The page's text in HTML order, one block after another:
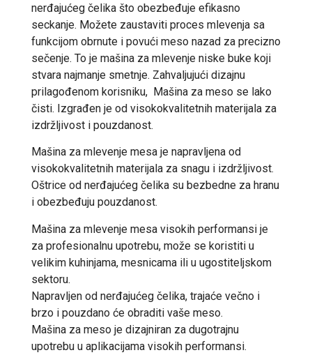
nerđajućeg čelika što obezbeđuje efikasno
seckanje. Možete zaustaviti proces mlevenja sa
funkcijom obrnute i povući meso nazad za precizno
sečenje. To je mašina za mlevenje niske buke koji
stvara najmanje smetnje. Zahvaljujući dizajnu
prilagođenom korisniku, Mašina za meso se lako
čisti. Izgrađen je od visokokvalitetnih materijala za
izdržljivost i pouzdanost.
Mašina za mlevenje mesa je napravljena od
visokokvalitetnih materijala za snagu i izdržljivost.
Oštrice od nerđajućeg čelika su bezbedne za hranu
i obezbeđuju pouzdanost.
Mašina za mlevenje mesa visokih performansi je
za profesionalnu upotrebu, može se koristiti u
velikim kuhinjama, mesnicama ili u ugostiteljskom
sektoru.
Napravljen od nerđajućeg čelika, trajaće večno i
brzo i pouzdano će obraditi vaše meso.
Mašina za meso je dizajniran za dugotrajnu
upotrebu u aplikacijama visokih performansi.